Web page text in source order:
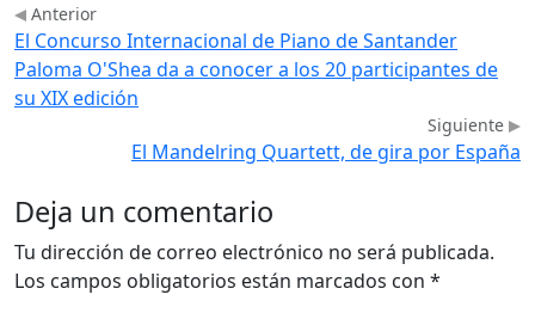
Anterior
El Concurso Internacional de Piano de Santander
Paloma O'Shea da a conocer a los 20 participantes de
su XIX edición
Siguiente
El Mandelring Quartett, de gira por España
Deja un comentario
Tu dirección de correo electrónico no será publicada.
Los campos obligatorios están marcados con *